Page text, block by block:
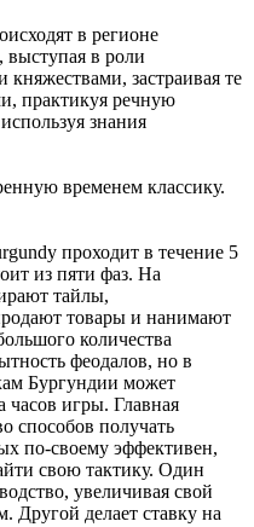
в регионе
в роли
застраивая те
практикуя речную
знания
временем классику.
проходит в течение 5
из пяти фаз. На
тайлы,
товары и нанимают
количества
феодалов, но в
Бургундии может
часов игры. Главная
способов получать
по-своему эффективен,
свою тактику. Один
увеличивая свой
Другой делает ставку на